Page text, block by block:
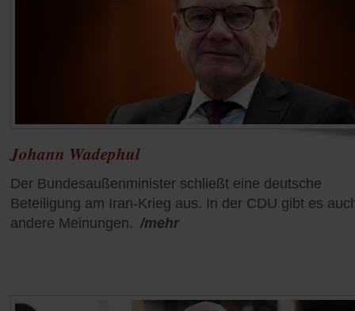
Johann Wadephul
Der Bundesaußenminister schließt eine deutsche
Beteiligung am Iran-Krieg aus. In der CDU gibt es
andere Meinungen. /mehr